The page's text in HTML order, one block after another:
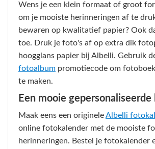
Wens je een klein formaat of groot
om je mooiste herinneringen af te
bewaren op kwalitatief papier? Ook
toe. Druk je foto's af op extra dik
hoogglans papier bij Albelli. Gebruik
fotoalbum promotiecode om
te maken.
Een mooie gepersonaliseerde
Maak eens een origineleAlbelli
online fotokalender met de mooiste
herinneringen. Bestel je fotokalender